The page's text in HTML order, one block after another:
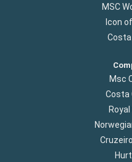
MSC
Icon
Msc
Costa